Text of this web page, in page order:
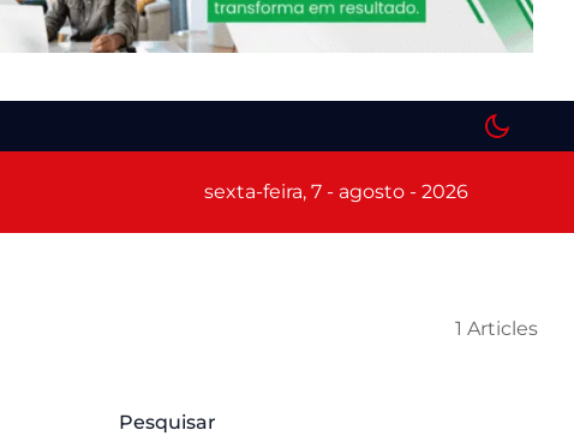
sexta-feira, 7 - agosto - 2026
1 Articles
Pesquisar